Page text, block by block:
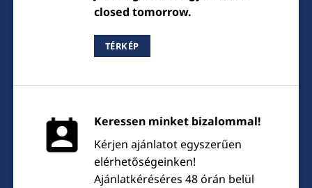
closed tomorrow.
TÉRKÉP
Keressen minket bizalommal!
Kérjen ajánlatot egyszerűen
elérhetőségeinken!
Ajánlatkéréséres 48 órán belül